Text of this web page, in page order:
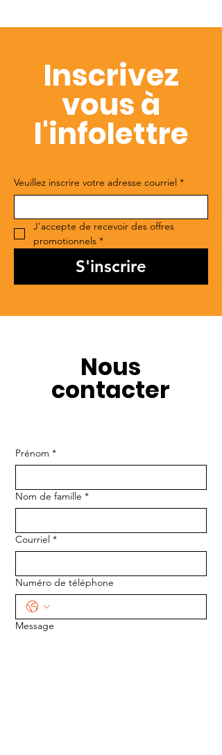
Inscrivez
vous à
l'infolettre
Veuillez inscrire votre adresse courriel *
J'accepte de recevoir des offres
promotionnels *
S'inscrire
Nous
contacter
Prénom *
Nom de famille *
Courriel *
Numéro de téléphone
Message